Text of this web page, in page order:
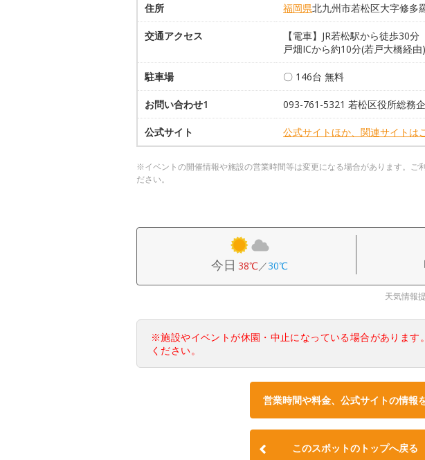
住所 福岡県北九州市若松区大字修多
交通アクセス
【電車】JR若松駅から徒歩30
戸畑ICから約10分(若戸大橋経由)
駐車場 〇 146台 無料
お問い合わせ1 093-761-5321 若松区役所総務
公式サイト 公式サイトほか、関連サイトは
※イベントの開催情報や施設の営業時間等は変更になる場合があります。ご
ださい。
今日 38℃／30℃
天気情報
※施設やイベントが休園・中止になっている場合があります
ください。
営業時間や料金、公式サイトの情報
このスポットのトップへ戻る